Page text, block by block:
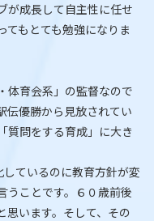
が成長して自主性に任せ
てもとても勉強になりま
体育会系」の監督なので
伝優勝から見放されてい
質問をする育成」に大き
ているのに教育方針が変
うことです。６０歳前後
思います。そして、その